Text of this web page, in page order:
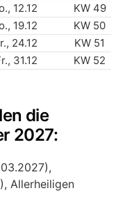
12.12
KW 49
19.12
KW 50
24.12
KW 51
31.12 KW 52
die
2027:
Allerheiligen